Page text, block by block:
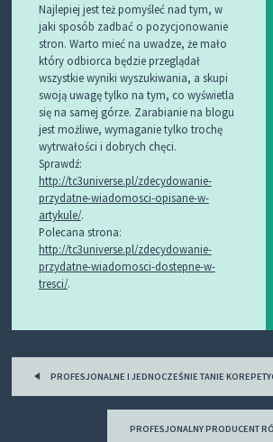
Najlepiej jest też pomyśleć nad tym, w
jaki sposób zadbać o pozycjonowanie
stron. Warto mieć na uwadze, że mało
który odbiorca będzie przeglądał
wszystkie wyniki wyszukiwania, a skupi
swoją uwagę tylko na tym, co wyświetla
się na samej górze. Zarabianie na blogu
jest możliwe, wymaganie tylko trochę
wytrwałości i dobrych chęci.
Sprawdź:
http://tc3universe.pl/zdecydowanie-
przydatne-wiadomosci-opisane-w-
artykule/.
Polecana strona:
http://tc3universe.pl/zdecydowanie-
przydatne-wiadomosci-dostepne-w-
tresci/.
Post
navigation
PROFESJONALNE I JEDNOCZEŚNIE TANIE
PROFESJONALNY PRODUCENT